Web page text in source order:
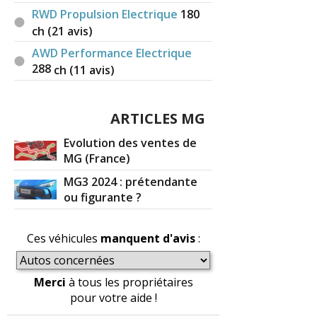
RWD Propulsion Electrique 180
ch (21 avis)
AWD Performance Electrique
288 ch (11 avis)
ARTICLES MG
Evolution des ventes de
MG (France)
MG3 2024 : prétendante
ou figurante ?
Ces véhicules manquent d'avis:
Merci à tous les propriétaires
pour votre aide !